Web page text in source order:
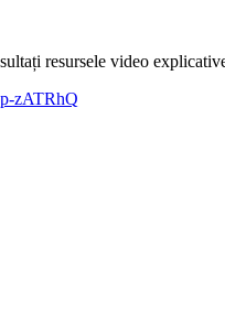
resursele video
zATRhQ